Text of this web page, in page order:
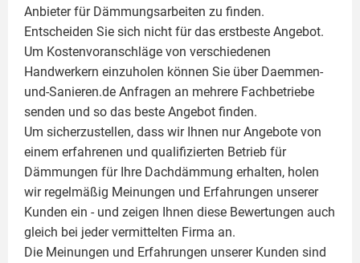
Anbieter für Dämmungsarbeiten zu finden.
Entscheiden Sie sich nicht für das erstbeste Angebot.
Um Kostenvoranschläge von verschiedenen
Handwerkern einzuholen können Sie über Daemmen-
und-Sanieren.de Anfragen an mehrere Fachbetriebe
senden und so das beste Angebot finden.
Um sicherzustellen, dass wir Ihnen nur Angebote von
einem erfahrenen und qualifizierten Betrieb für
Dämmungen für Ihre Dachdämmung erhalten, holen
wir regelmäßig Meinungen und Erfahrungen unserer
Kunden ein - und zeigen Ihnen diese Bewertungen auch
gleich bei jeder vermittelten Firma an.
Die Meinungen und Erfahrungen unserer Kunden sind